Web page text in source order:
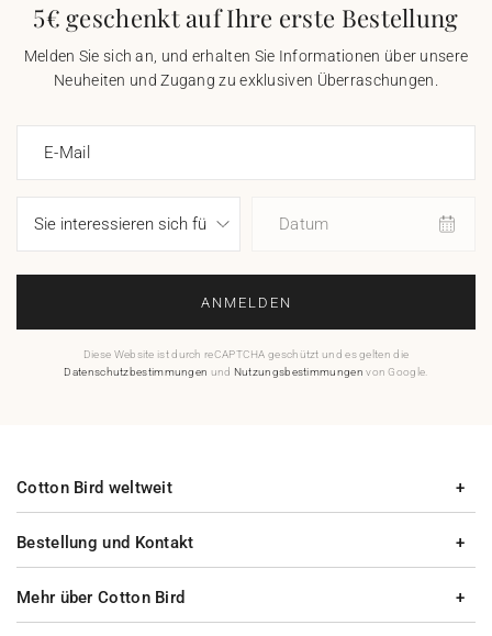
5€ geschenkt auf Ihre erste Bestellung
Melden Sie sich an, und erhalten Sie Informationen über unsere
Neuheiten und Zugang zu exklusiven Überraschungen.
E-Mail
Datum
ANMELDEN
Diese Website ist durch reCAPTCHA geschützt und es gelten die
Datenschutzbestimmungen und Nutzungsbestimmungen von Google.
Bestellung und Kontakt
Mehr über Cotton Bird
Cotton Bird weltweit